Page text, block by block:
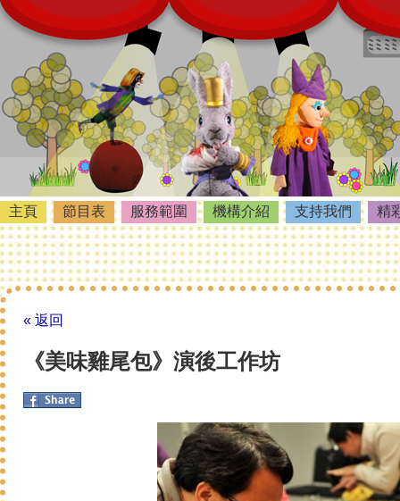
主頁 節目表 服務範圍 機構介紹 支持我們 精
« 返回
《美味雞尾包》演後工作坊